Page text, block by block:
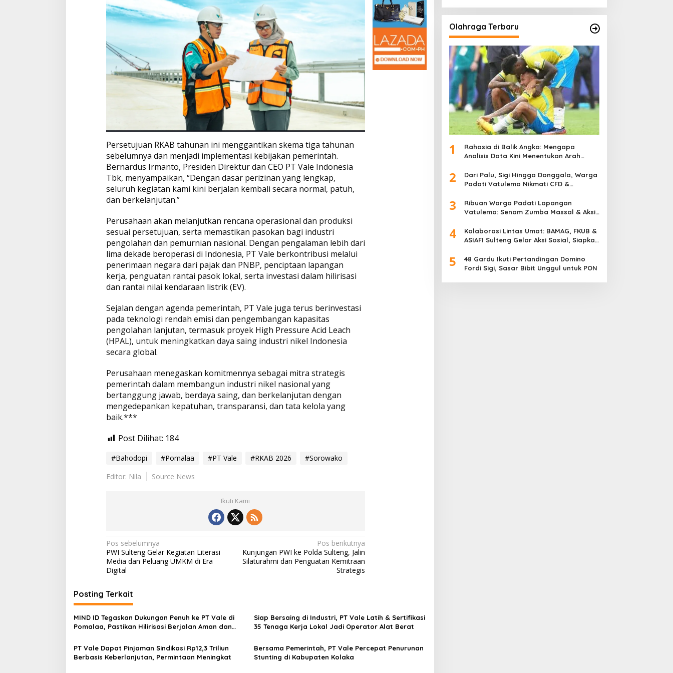
I
n
v
s
t
a
s
i
l
a
s
i
n
a
l
Persetujuan RKAB tahunan ini menggantikan skema tiga tahunan
sebelumnya dan menjadi implementasi kebijakan pemerintah.
Bernardus Irmanto, Presiden Direktur dan CEO PT Vale Indonesia
Tbk, menyampaikan, “Dengan dasar perizinan yang lengkap,
seluruh kegiatan kami kini berjalan kembali secara normal, patuh,
dan berkelanjutan.”
Perusahaan akan melanjutkan rencana operasional dan produksi
sesuai persetujuan, serta memastikan pasokan bagi industri
pengolahan dan pemurnian nasional. Dengan pengalaman lebih dari
lima dekade beroperasi di Indonesia, PT Vale berkontribusi melalui
penerimaan negara dari pajak dan PNBP, penciptaan lapangan
kerja, penguatan rantai pasok lokal, serta investasi dalam hilirisasi
dan rantai nilai kendaraan listrik (EV).
Sejalan dengan agenda pemerintah, PT Vale juga terus berinvestasi
pada teknologi rendah emisi dan pengembangan kapasitas
pengolahan lanjutan, termasuk proyek High Pressure Acid Leach
(HPAL), untuk meningkatkan daya saing industri nikel Indonesia
secara global.
Perusahaan menegaskan komitmennya sebagai mitra strategis
pemerintah dalam membangun industri nikel nasional yang
bertanggung jawab, berdaya saing, dan berkelanjutan dengan
mengedepankan kepatuhan, transparansi, dan tata kelola yang
baik.***
Post Dilihat: 184
#Bahodopi #Pomalaa #PT Vale #RKAB 2026
#Sorowako
Editor: Nila
Source News
Ikuti Kami
N
a
v
i
g
a
s
i
p
Pos sebelumnya
PWI Sulteng Gelar Kegiatan Literasi
Media dan Peluang UMKM di Era
Digital
Pos berikutnya
Kunjungan PWI ke Polda Sulteng, Jalin
Silaturahmi dan Penguatan Kemitraan
Strategis
Posting Terkait
MIND ID Tegaskan Dukungan Penuh ke PT Vale di
Pomalaa, Pastikan Hilirisasi Berjalan Aman dan
Siap Bersaing di Industri, PT Vale Latih & Sertifikasi
35 Tenaga Kerja Lokal Jadi Operator Alat Berat
PT Vale Dapat Pinjaman Sindikasi Rp12,3 Triliun
Berbasis Keberlanjutan, Permintaan Meningkat
Bersama Pemerintah, PT Vale Percepat Penurunan
Stunting di Kabupaten Kolaka
Olahraga Terbaru
1
Rahasia di Balik Angka: Mengapa
Analisis Data Kini Menentukan Arah
2
Dari Palu, Sigi Hingga Donggala, Warga
Padati Vatulemo Nikmati CFD &
3
Ribuan Warga Padati Lapangan
Vatulemo: Senam Zumba Massal & Aksi
Meriah
4
Kolaborasi Lintas Umat: BAMAG, FKUB &
ASIAFI Sulteng Gelar Aksi Sosial, Siapkan
5
48 Gardu Ikuti Pertandingan Domino
Fordi Sigi, Sasar Bibit Unggul untuk PON